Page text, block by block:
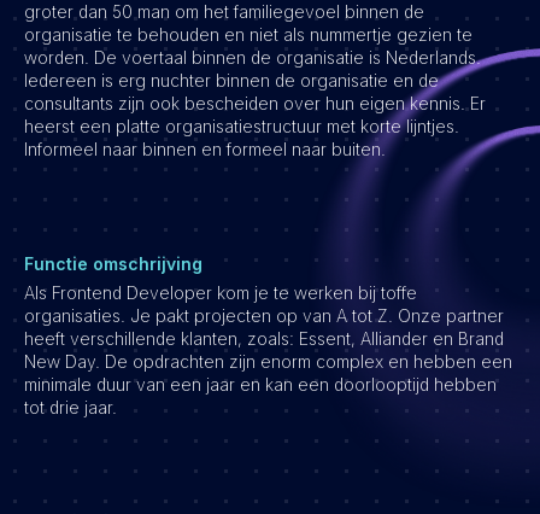
Vacatures
groter dan 50 man om het familiegevoel binnen de
organisatie te behouden en niet als nummertje gezien te
worden. De voertaal binnen de organisatie is Nederlands.
Iedereen is erg nuchter binnen de organisatie en de
consultants zijn ook bescheiden over hun eigen kennis. Er
heerst een platte organisatiestructuur met korte lijntjes.
Informeel naar binnen en formeel naar buiten.
Functie omschrijving
Als Frontend Developer kom je te werken bij toffe
organisaties. Je pakt projecten op van A tot Z. Onze partner
heeft verschillende klanten, zoals: Essent, Alliander en Brand
New Day. De opdrachten zijn enorm complex en hebben een
minimale duur van een jaar en kan een doorlooptijd hebben
tot drie jaar.